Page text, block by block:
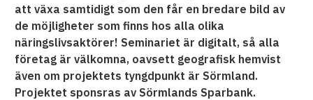
att växa samtidigt som den får en bredare bild av
de möjligheter som finns hos alla olika
näringslivsaktörer! Seminariet är digitalt, så alla
företag är välkomna, oavsett geografisk hemvist
även om projektets tyngdpunkt är Sörmland.
Projektet sponsras av Sörmlands Sparbank.